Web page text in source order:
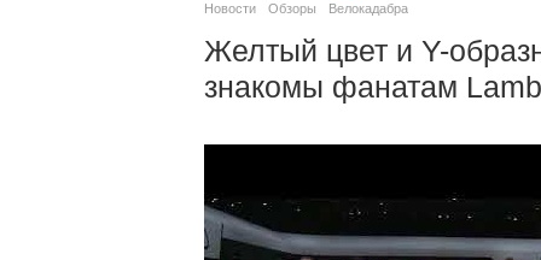
Новости Обзоры Велокадабра
Желтый цвет и Y-
знакомы фанатам